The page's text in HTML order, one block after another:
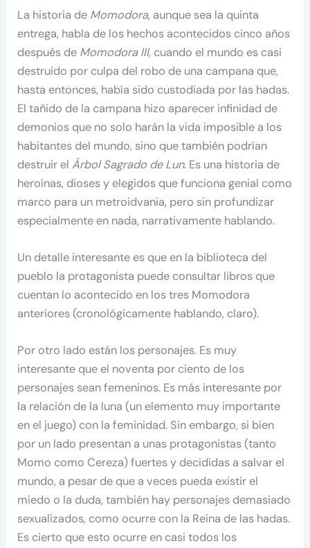
La historia de Momodora, aunque sea la quinta
entrega, habla de los hechos acontecidos cinco años
después de Momodora III, cuando el mundo es casi
destruido por culpa del robo de una campana que,
hasta entonces, había sido custodiada por las hadas.
El tañido de la campana hizo aparecer infinidad de
demonios que no solo harán la vida imposible a los
habitantes del mundo, sino que también podrían
destruir elÁrbol Sagrado de Lun. Es una historia de
heroínas, dioses y elegidos que funciona genial como
marco para un metroidvania, pero sin profundizar
especialmente en nada, narrativamente hablando.
Un detalle interesante es que en la biblioteca del
pueblo la protagonista puede consultar libros que
cuentan lo acontecido en los tres Momodora
anteriores (cronológicamente hablando, claro).
Por otro lado están los personajes. Es muy
interesante que el noventa por ciento de los
personajes sean femeninos. Es más interesante por
la relación de la luna (un elemento muy importante
en el juego) con la feminidad. Sin embargo, si bien
por un lado presentan a unas protagonistas (tanto
Momo como Cereza) fuertes y decididas a salvar el
mundo, a pesar de que a veces pueda existir el
miedo o la duda, también hay personajes demasiado
sexualizados, como ocurre con la Reina de las hadas.
Es cierto que esto ocurre en casi todos los